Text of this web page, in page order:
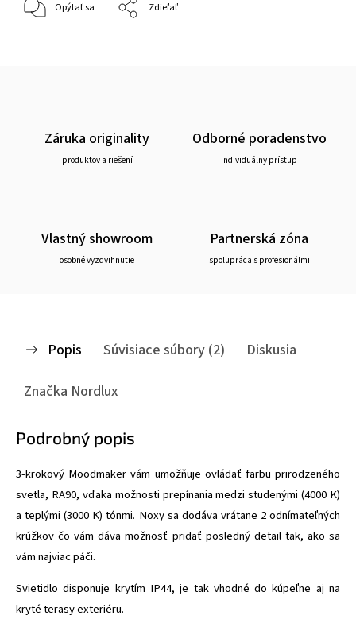
Opýtať sa Zdieľať
Záruka originality
produktov a riešení
Odborné poradenstvo
individuálny prístup
Vlastný showroom
osobné vyzdvihnutie
Partnerská zóna
spolupráca s profesionálmi
Popis Súvisiace súbory (2)
Diskusia
Značka Nordlux
Podrobný popis
3-krokový Moodmaker vám umožňuje ovládať farbu prirodzeného
svetla, RA90, vďaka možnosti prepínania medzi studenými (4000 K)
a teplými (3000 K) tónmi. Noxy sa dodáva vrátane 2 odnímateľných
krúžkov čo vám dáva možnosť pridať posledný detail tak, ako sa
vám najviac páči.
Svietidlo disponuje krytím IP44, je tak vhodné do kúpeľne aj na
kryté terasy exteriéru.